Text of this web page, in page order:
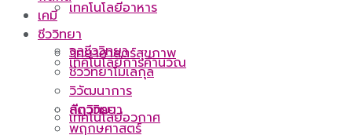
จุลชีววิทยา
กีฏวิทยา
เทคโนโลยีอาหาร
เทคโนโลยีการคำนวณ
เทคโนโลยีอวกาศ
เคมี
ชีววิทยา
วิทยาศาสตร์สุขภาพ
ชีววิทยาโมเลกุล
วิวัฒนาการ
สัตววิทยา
พฤกษศาสตร์